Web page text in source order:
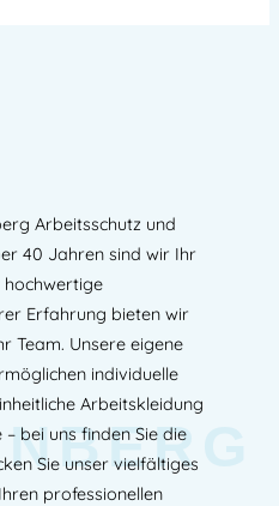
Arbeitsschutz und
40 Jahren sind wir Ihr
Erfahrung bieten wir
Team. Unsere eigene
individuelle
Arbeitskleidung
bei uns finden Sie die
Sie unser vielfältiges
professionellen